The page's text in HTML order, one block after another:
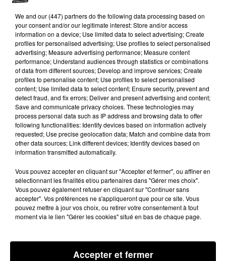
Lecture (2 min 22 sec)
100%
100% Radio les infos des Hautes-Pyrénées
10 janvier 2024 - 2 min 22 sec
LES INFOS DES HAUTES-PYRÉNÉES DU
10/01/2024 À 11H01
Podcasts infos des Hautes-Pyrénées
We and our (447) partnersdo the following data processing based on
your consent and/or our legitimate interest: Store and/or access
information on a device; Use limited data to select advertising; Create
profiles for personalised advertising; Use profiles to select personalised
advertising; Measure advertising performance; Measure content
performance; Understand audiences through statistics or combinations
of data from different sources; Develop and improve services; Create
profiles to personalise content; Use profiles to select personalised
content; Use limited data to select content; Ensure security, prevent and
detect fraud, and fix errors; Deliver and present advertising and content;
Save and communicate privacy choices. These technologies may
process personal data such as IP address and browsing data to offer
following functionalities: Identify devices based on information actively
requested; Use precise geolocation data; Match and combine data from
other data sources; Link different devices; Identify devices based on
information transmitted automatically.
Vous pouvez accepter en cliquant sur "Accepter et fermer", ou affiner en
sélectionnant les finalités et/ou partenaires dans "Gérer mes choix".
Vous pouvez également refuser en cliquant sur "Continuer sans
accepter". Vos préférences ne s'appliqueront que pour ce site. Vous
pouvez mettre à jour vos choix, ou retirer votre consentement à tout
moment via le lien "Gérer les cookies" situé en bas de chaque page.
Accepter et fermer